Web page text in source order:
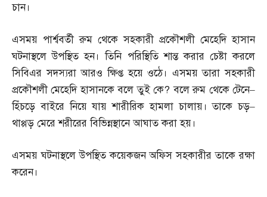
চান।
এসময় পার্শ্ববর্তী রুম থেকে সহকারী প্রকৌশলী মেহেদি হাসান
ঘটনাস্থলে উপস্থিত হন। তিনি পরিস্থিতি শান্ত করার চেষ্টা করলে
সিবিএর সদস্যরা আরও ক্ষিপ্ত হয়ে ওঠে। এসময় তারা সহকারী
প্রকৌশলী মেহেদি হাসানকে বলে তুই কে?বলে রুম থেকে টেনে–
হিঁচড়ে বাইরে নিয়ে যায় শারীরিক হামলা চালায়। তাকে চড়–
থাপ্পড় মেরে শরীরের বিভিন্নস্থানে আঘাত করা হয়।
এসময় ঘটনাস্থলে উপস্থিত কয়েকজন অফিস সহকারীর তাকে রক্ষা
করেন।